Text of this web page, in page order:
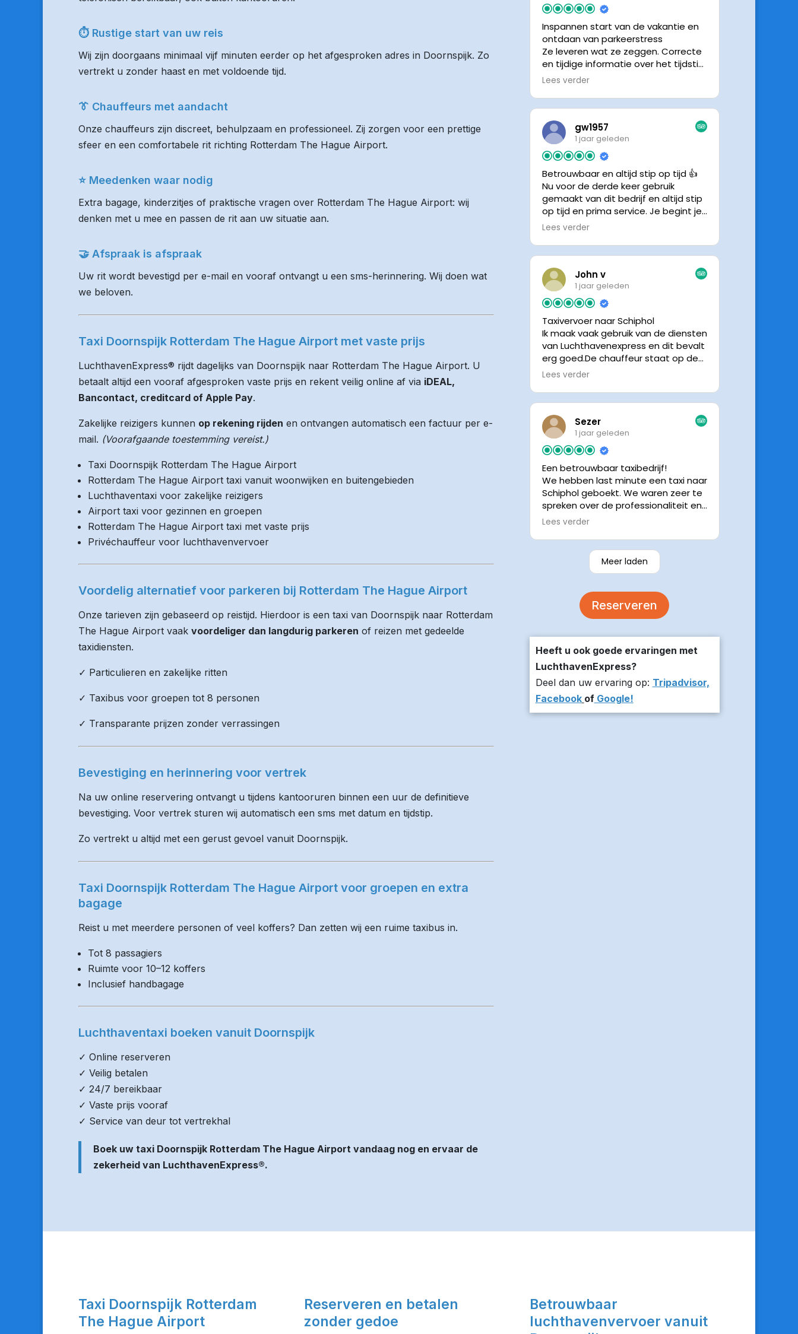
⏱ Rustige start van uw reis
Wij zijn doorgaans minimaal vijf minuten eerder op het afgesproken adres in Doornspijk. Zo
vertrekt u zonder haast en met voldoende tijd.
👔 Chauffeurs met aandacht
Onze chauffeurs zijn discreet, behulpzaam en professioneel. Zij zorgen voor een prettige
sfeer en een comfortabele rit richting Rotterdam The Hague Airport.
⭐ Meedenken waar nodig
Extra bagage, kinderzitjes of praktische vragen over Rotterdam The Hague Airport: wij
denken met u mee en passen de rit aan uw situatie aan.
🤝 Afspraak is afspraak
Uw rit wordt bevestigd per e-mail en vooraf ontvangt u een sms-herinnering. Wij doen wat
we beloven.
Taxi Doornspijk Rotterdam The Hague Airport met vaste prijs
LuchthavenExpress® rijdt dagelijks van Doornspijk naar Rotterdam The Hague Airport. U
betaalt altijd een vooraf afgesproken vaste prijs en rekent veilig online af via iDEAL,
Bancontact, creditcard of Apple Pay.
Zakelijke reizigers kunnen op rekening rijden en ontvangen automatisch een factuur per e-
mail. (Voorafgaande toestemming vereist.)
Taxi Doornspijk Rotterdam The Hague Airport
Rotterdam The Hague Airport taxi vanuit woonwijken en buitengebieden
Luchthaventaxi voor zakelijke reizigers
Airport taxi voor gezinnen en groepen
Rotterdam The Hague Airport taxi met vaste prijs
Privéchauffeur voor luchthavenvervoer
Voordelig alternatief voor parkeren bij Rotterdam The Hague Airport
Onze tarieven zijn gebaseerd op reistijd. Hierdoor is een taxi van Doornspijk naar Rotterdam
The Hague Airport vaak voordeliger dan langdurig parkeren of reizen met gedeelde
taxidiensten.
✓ Particulieren en zakelijke ritten
✓ Taxibus voor groepen tot 8 personen
✓ Transparante prijzen zonder verrassingen
Bevestiging en herinnering voor vertrek
Na uw online reservering ontvangt u tijdens kantooruren binnen een uur de definitieve
bevestiging. Voor vertrek sturen wij automatisch een sms met datum en tijdstip.
Zo vertrekt u altijd met een gerust gevoel vanuit Doornspijk.
Taxi Doornspijk Rotterdam The Hague Airport voor groepen en extra
bagage
Reist u met meerdere personen of veel koffers? Dan zetten wij een ruime taxibus in.
Tot 8 passagiers
Ruimte voor 10–12 koffers
Inclusief handbagage
Luchthaventaxi boeken vanuit Doornspijk
✓ Online reserveren
✓ Veilig betalen
✓ 24/7 bereikbaar
✓ Vaste prijs vooraf
✓ Service van deur tot vertrekhal
Boek uw taxi Doornspijk Rotterdam The Hague Airport vandaag nog en ervaar de
zekerheid van LuchthavenExpress®.
tot de volgende de keer.
Inspannen start van de vakantie en
ontdaan van parkeerstress
Ze leveren wat ze zeggen. Correcte
en tijdige informatie over het tijdstip
van ophalen. Voldeed ook nu weer
Lees verder
gw1957
1 jaar geleden
Betrouwbaar en altijd stip op tijd 👍
Nu voor de derde keer gebruik
gemaakt van dit bedrijf en altijd stip
op tijd en prima service. Je begint je
vakantie zonder zorgen iig. 👍👍
Lees verder
John v
1 jaar geleden
Taxivervoer naar Schiphol
Ik maak vaak gebruik van de diensten
van Luchthavenexpress en dit bevalt
erg goed.De chauffeur staat op de
afgesproken tijd klaar om je op te
neemt de chauffeur direct contact
staat.Altijd nette chauffeurs, en in
mijn geval is het voordeliger dan
parkeren op P3 bij 9 dagen parkeren.
En dan hopen dat je auto geen
schade heeft ivm de krappe
parkeervakken. Ik beveel
Luchthavenexpress dan ook zeker
aan.
Lees verder
Sezer
1 jaar geleden
Een betrouwbaar taxibedrijf!
We hebben last minute een taxi naar
Schiphol geboekt. We waren zeer te
spreken over de professionaliteit en
vriendelijkheid van luchthavenexpres!
verzekerde om er op tijd te zijn en
stuurde z’n live locatie een paar
minuten voor aanvang bij ons thuis.
volgende keer zou ik weer hier
Lees verder
Meer laden
Reserveren
Heeft u ook goede ervaringen met
LuchthavenExpress?
Deel dan uw ervaring op: Tripadvisor,
Facebook ofGoogle!
Taxi Doornspijk Rotterdam
The Hague Airport
Reserveren en betalen
zonder gedoe
Betrouwbaar
luchthavenvervoer vanuit